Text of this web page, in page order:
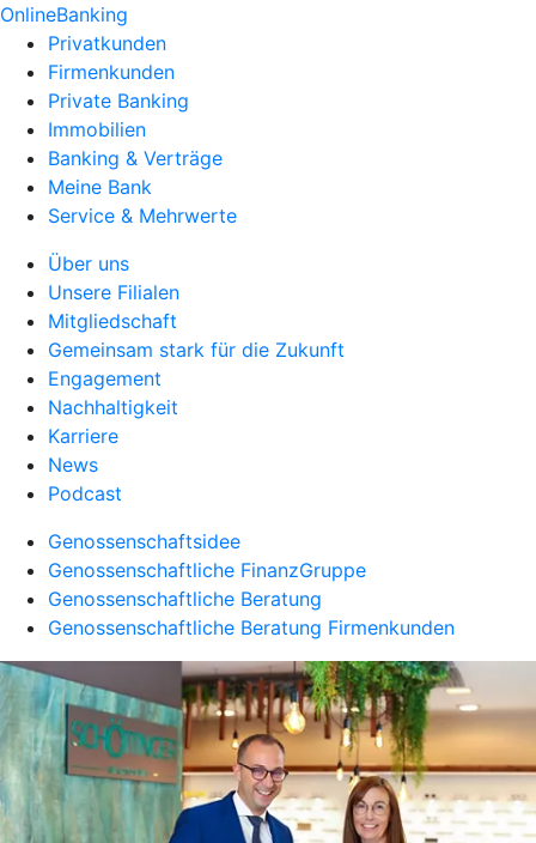
OnlineBanking
Privatkunden
Firmenkunden
Private Banking
Immobilien
Banking & Verträge
Meine Bank
Service & Mehrwerte
Über uns
Unsere Filialen
Mitgliedschaft
Gemeinsam stark für die Zukunft
Engagement
Nachhaltigkeit
Karriere
News
Podcast
Genossenschaftsidee
Genossenschaftliche FinanzGruppe
Genossenschaftliche Beratung
Genossenschaftliche Beratung Firmenkunden